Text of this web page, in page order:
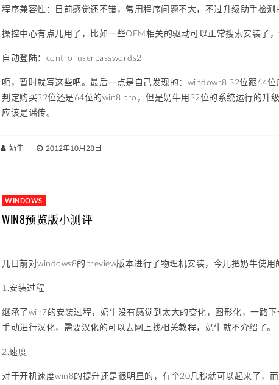
程序兼容性：目前感觉还不错，常用程序问题不大，不过升级助手检测
操控中心有点儿用了，比如一些OEM相关的驱动可以正常搜索安装了，
自动登陆：control userpasswords2
呃，暂时就写这些吧。最后一点是自己发现的：windows8 32位跟64
判定购买32位还是64位的win8 pro，但是奶牛用32位的系统运行的升
应该是谣传。
奶牛 2012年10月28日
WINDOWS
WIN8预览版小测评
几日前对windows8的preview版本进行了物理机安装，今儿把奶牛使用
1.安装过程
继承了win7的安装过程，奶牛没有感觉到太大的变化，图形化，一路
手动进行汉化，需要汉化的可以去网上找相关教程，奶牛就不介绍了。
2.速度
对于开机速度win8的提升还是很明显的，有个20几秒就可以起来了，